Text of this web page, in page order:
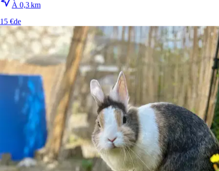
À 0,3 km
15 €de